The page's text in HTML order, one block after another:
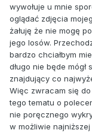
wywołuje u mnie
oglądać zdjęcia
żałuję że nie mogę
jego losów.
bardzo chciałbym
długo nie będe
znajdujący co
Więc zwracam się
tego tematu o
nie poręcznego
w możliwie